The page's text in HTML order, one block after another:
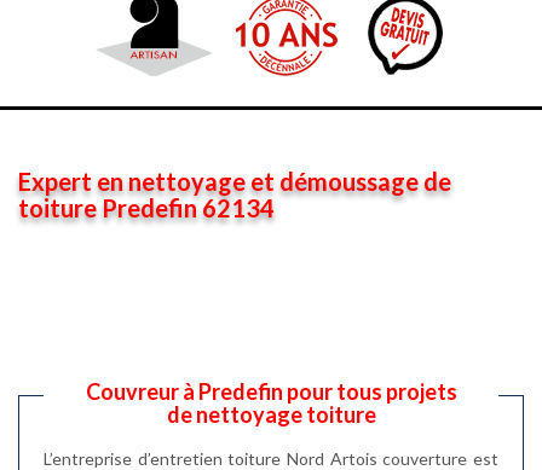
Expert en nettoyage et démoussage de
toiture Predefin 62134
Couvreur à Predefin pour tous projets
de nettoyage toiture
L’entreprise d’entretien toiture Nord Artois couverture est